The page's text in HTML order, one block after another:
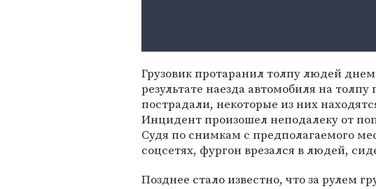
Грузовик протаранил толпу людей
результате наезда автомобиля на
пострадали, некоторые из них
Инцидент произошел неподалеку от
Судя по снимкам с предполагаемого
соцсетях, фургон врезался в людей,
Позднее стало известно, что за рулем